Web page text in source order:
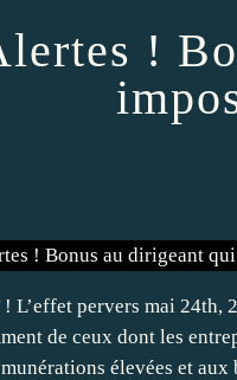
!
! L’effet pervers mai 24th,
de ceux dont les
élevées et aux